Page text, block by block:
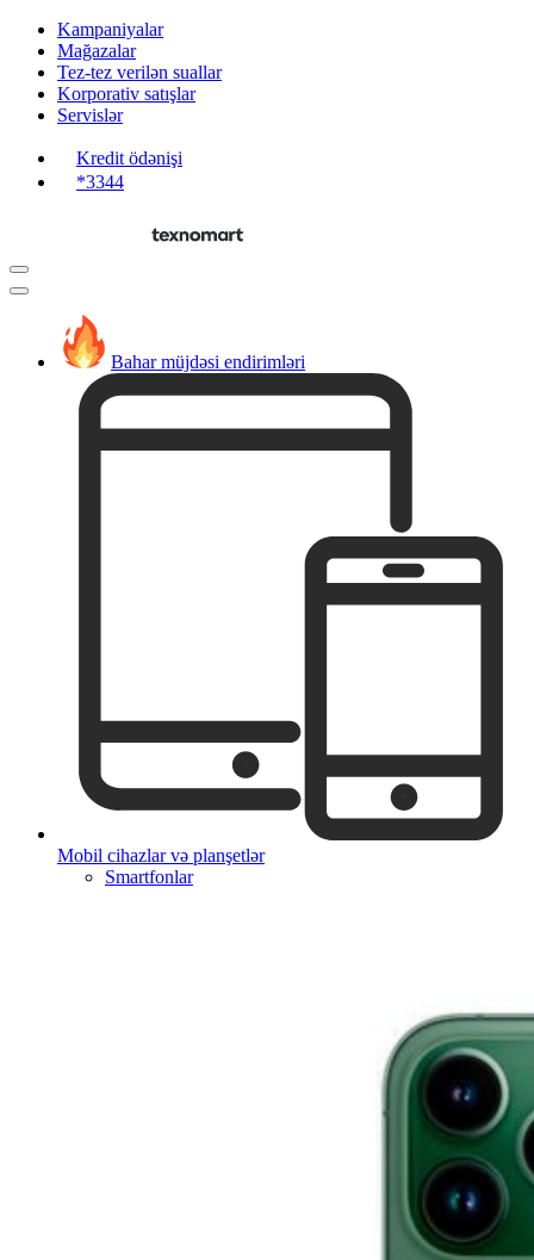
Kampaniyalar
Mağazalar
Tez-tez verilən suallar
Korporativ satışlar
Servislər
Kredit ödənişi
*3344
Bahar müjdəsi endirimləri
Mobil cihazlar və planşetlər
Smartfonlar